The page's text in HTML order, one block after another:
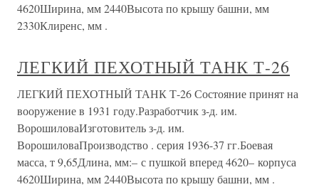
4620Ширина, мм 2440Высота по крышу башни, мм
2330Клиренс, мм .
ЛЕГКИЙ ПЕХОТНЫЙ ТАНК Т-26
ЛЕГКИЙ ПЕХОТНЫЙ ТАНК Т-26 Состояние принят на
вооружение в 1931 году.Разработчик з-д. им.
ВорошиловаИзготовитель з-д. им.
ВорошиловаПроизводство . серия 1936-37 гг.Боевая
масса, т 9,65Длина, мм:– с пушкой вперед 4620– корпуса
4620Ширина, мм 2440Высота по крышу башни, мм .